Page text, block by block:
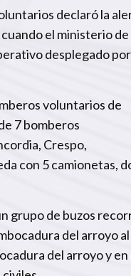
declaró la
el ministerio de
desplegado
voluntarios de
7 bomberos
Crespo,
con 5 camionetas,
grupo de buzos
del arroyo
del arroyo y en